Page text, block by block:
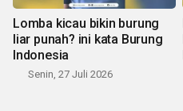
Lomba kicau bikin burung
liar punah? ini kata Burung
Indonesia
Senin, 27 Juli 2026